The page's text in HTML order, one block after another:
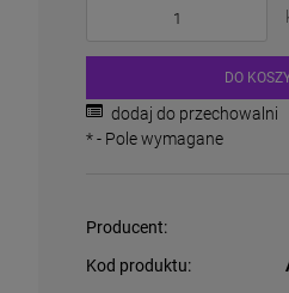
DO
dodaj do przechowalni
*- Pole wymagane
Producent:
Kod produktu: